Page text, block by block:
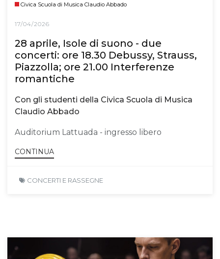
Civica Scuola di Musica Claudio Abbado
17/04/2026
28 aprile, Isole di suono - due
concerti: ore 18.30 Debussy, Strauss,
Piazzolla; ore 21.00 Interferenze
romantiche
Con gli studenti della Civica Scuola di Musica
Claudio Abbado
Auditorium Lattuada - ingresso libero
CONTINUA
CONCERTI E RASSEGNE